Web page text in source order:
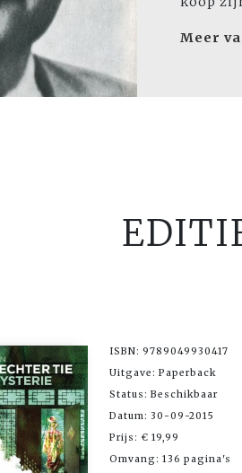
Meer
ISBN: 9789049930417
Uitgave: Paperback
Status: Beschikbaar
Datum: 30-09-2015
Prijs: € 19,99
Omvang: 136 pagina's